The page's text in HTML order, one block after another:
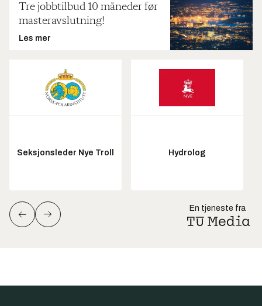
Tre jobbtilbud 10 måneder før
masteravslutning!
Les mer
Seksjonsleder Nye Troll Hydrolog
En tjeneste fra